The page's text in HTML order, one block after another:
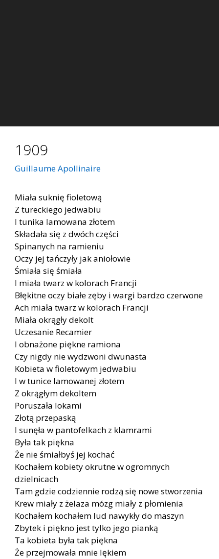
1909
Guillaume Apollinaire
Miała suknię fioletową
Z tureckiego jedwabiu
I tunika lamowana złotem
Składała się z dwóch części
Spinanych na ramieniu
Oczy jej tańczyły jak aniołowie
Śmiała się śmiała
I miała twarz w kolorach Francji
Błękitne oczy białe zęby i wargi bardzo czerwone
Ach miała twarz w kolorach Francji
Miała okrągły dekolt
Uczesanie Recamier
I obnażone piękne ramiona
Czy nigdy nie wydzwoni dwunasta
Kobieta w fioletowym jedwabiu
I w tunice lamowanej złotem
Z okrągłym dekoltem
Poruszała lokami
Złotą przepaską
I sunęła w pantofelkach z klamrami
Była tak piękna
Że nie śmiałbyś jej kochać
Kochałem kobiety okrutne w ogromnych
dzielnicach
Tam gdzie codziennie rodzą się nowe stworzenia
Krew miały z żelaza mózg miały z płomienia
Kochałem kochałem lud nawykły do maszyn
Zbytek i piękno jest tylko jego pianką
Ta kobieta była tak piękna
Że przejmowała mnie lękiem